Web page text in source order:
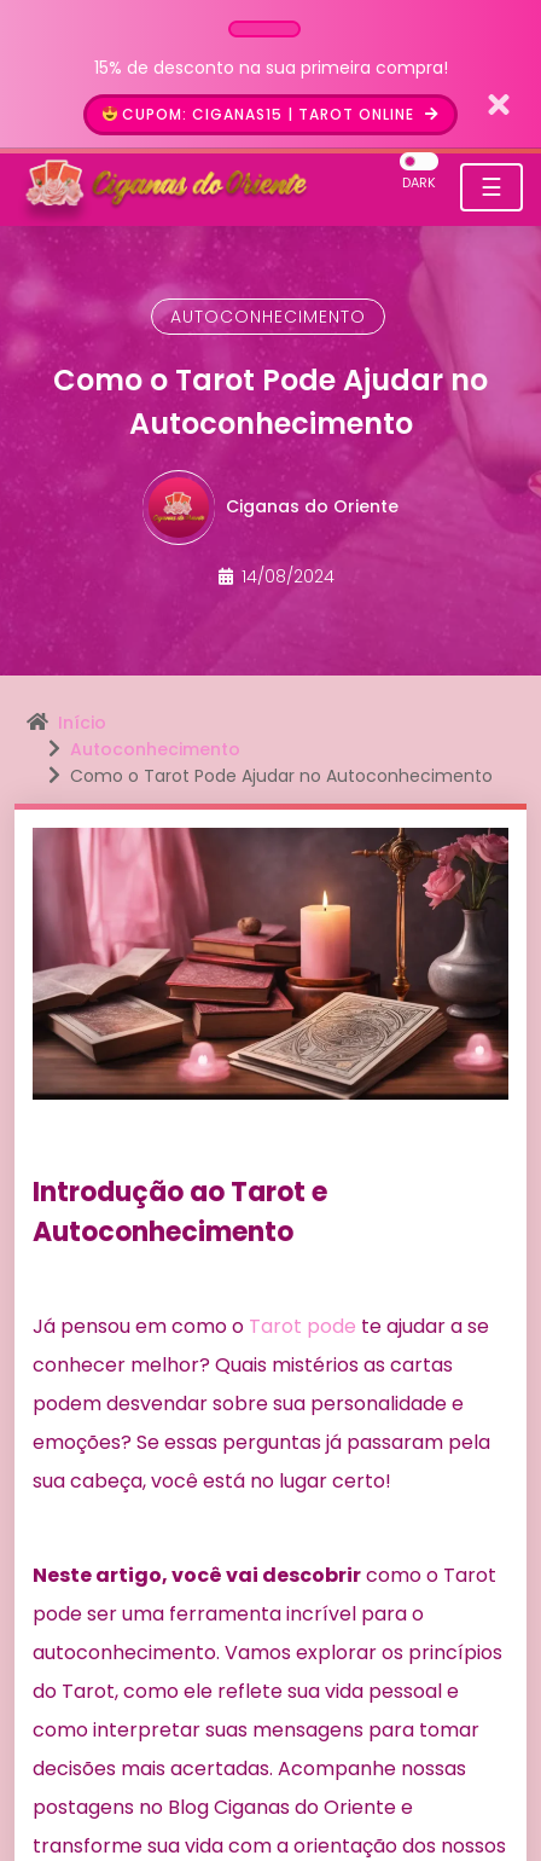
15% de desconto na sua primeira compra!
CUPOM: CIGANAS15 | TAROT ONLINE
☰
DARK
AUTOCONHECIMENTO
Como o Tarot Pode Ajudar no
Autoconhecimento
Ciganas do Oriente
14/08/2024
Início
Autoconhecimento
Como o Tarot Pode Ajudar no Autoconhecimento
Introdução ao Tarot e
Autoconhecimento
Já pensou em como o Tarot pode te ajudar a se
conhecer melhor? Quais mistérios as cartas
podem desvendar sobre sua personalidade e
emoções? Se essas perguntas já passaram pela
sua cabeça, você está no lugar certo!
Neste artigo, você vai descobrircomo o Tarot
pode ser uma ferramenta incrível para o
autoconhecimento. Vamos explorar os princípios
do Tarot, como ele reflete sua vida pessoal e
como interpretar suas mensagens para tomar
decisões mais acertadas. Acompanhe nossas
postagens no Blog Ciganas do Oriente e
transforme sua vida com a orientação dos nossos